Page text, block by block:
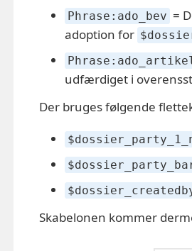
Phrase:ado_bev =
adoption for
udfærdiget i
Der bruges følgende
Skabelonen kommer